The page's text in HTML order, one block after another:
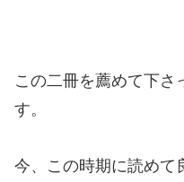
この二冊を薦めて下さ
す。
今、この時期に読めて